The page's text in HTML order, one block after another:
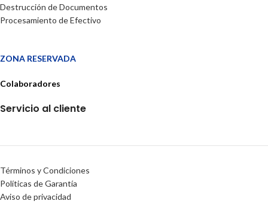
Destrucción de Documentos
Procesamiento de Efectivo
ZONA RESERVADA
Colaboradores
Servicio al cliente
Términos y Condiciones
Políticas de Garantía
Aviso de privacidad